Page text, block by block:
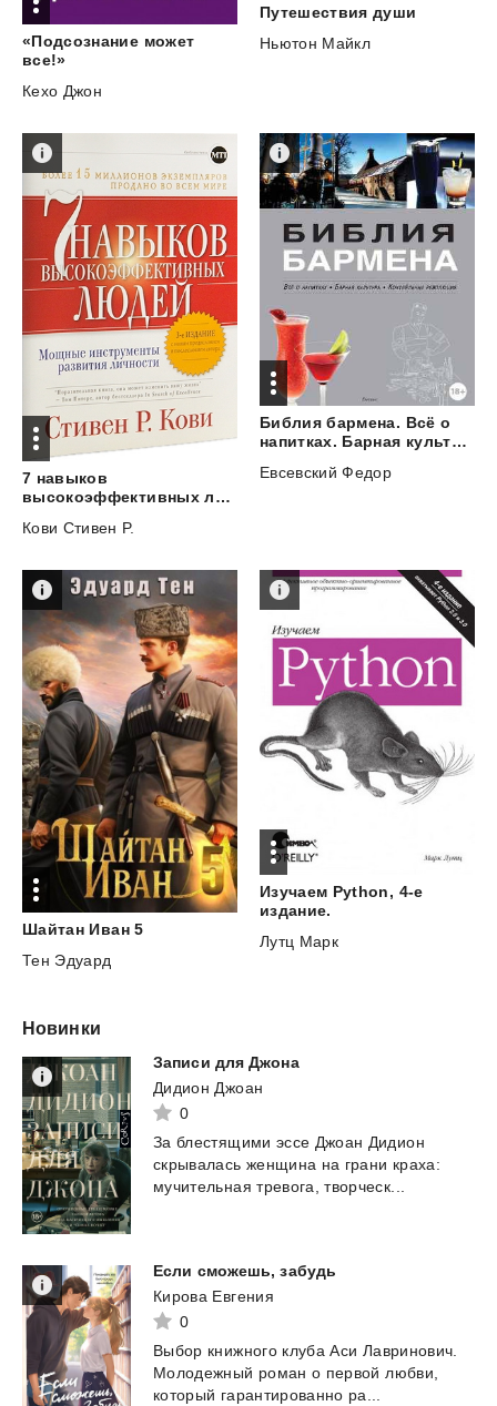
«Подсознание может
все!»
Кехо Джон
Путешествия души
Ньютон Майкл
7 навыков
высокоэффективных людей. Мощные инструменты развития личности
Кови Стивен Р.
Библия бармена. Всё о
напитках. Барная культура. Коктейльная революция
Евсевский Федор
Шайтан Иван 5
Тен Эдуард
Изучаем Python, 4-е
издание.
Лутц Марк
Новинки
Записи для Джона
Дидион Джоан
0
За блестящими эссе Джоан Дидион
скрывалась женщина на грани краха:
мучительная тревога, творческ...
Если сможешь, забудь
Кирова Евгения
0
Выбор книжного клуба Аси Лавринович.
Молодежный роман о первой любви,
который гарантированно ра...